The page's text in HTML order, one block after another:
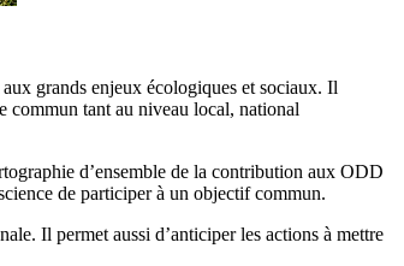
grands enjeux écologiques et sociaux. Il
commun tant au niveau local, national
d’ensemble de la contribution aux ODD
de participer à un objectif commun.
Il permet aussi d’anticiper les actions à mettre